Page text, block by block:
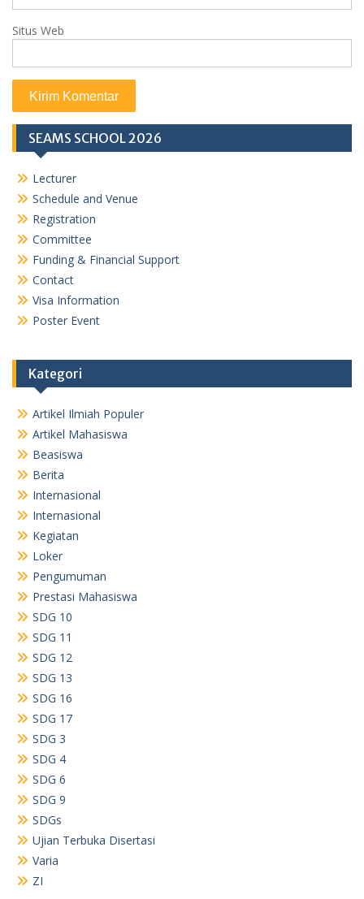
Situs Web
SEAMS SCHOOL 2026
Lecturer
Schedule and Venue
Registration
Committee
Funding & Financial Support
Contact
Visa Information
Poster Event
Kategori
Artikel Ilmiah Populer
Artikel Mahasiswa
Beasiswa
Berita
Internasional
Internasional
Kegiatan
Loker
Pengumuman
Prestasi Mahasiswa
SDG 10
SDG 11
SDG 12
SDG 13
SDG 16
SDG 17
SDG 3
SDG 4
SDG 6
SDG 9
SDGs
Ujian Terbuka Disertasi
Varia
ZI